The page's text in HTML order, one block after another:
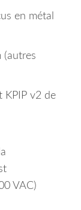
en métal
(autres
KPIP v2 de
VAC)